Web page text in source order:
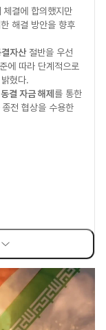
체결에 합의했지만
해결 방안을 향후
자산절반을 우선
에 따라 단계적으로
혔다.
동결 자금 해제 를 통한
종전 협상을 수용한